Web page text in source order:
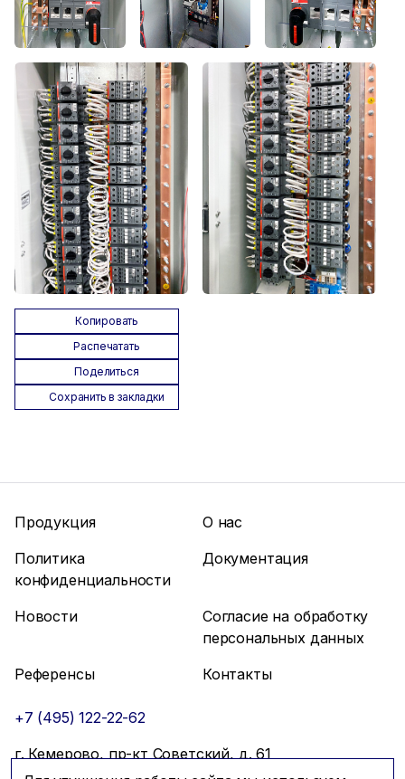
Копировать
Распечатать
Поделиться
Сохранить в закладки
Продукция
О нас
Политика
конфиденциальности
Документация
Новости
Согласие на обработку
персональных данных
Референсы
Контакты
+7 (495) 122-22-62
г. Кемерово, пр-кт Советский, д. 61